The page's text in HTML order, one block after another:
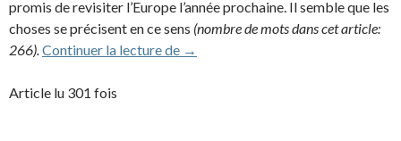
promis de revisiter l’Europe l’année prochaine. Il semble que les
choses se précisent en ce sens (nombre de mots dans cet article:
266).Continuer la lecture de Jarre de retour en concert dans
→
Article lu 301 fois